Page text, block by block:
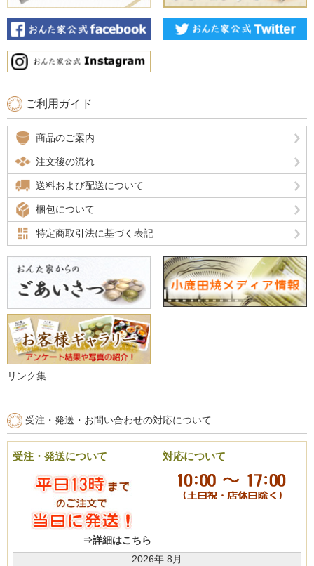
ご利用ガイド
商品のご案内
注文後の流れ
送料および配送について
梱包について
特定商取引法に基づく表記
リンク集
受注・発送・お問い合わせの対応について
受注・発送について
⇒詳細はこちら
対応について
2026年 8月